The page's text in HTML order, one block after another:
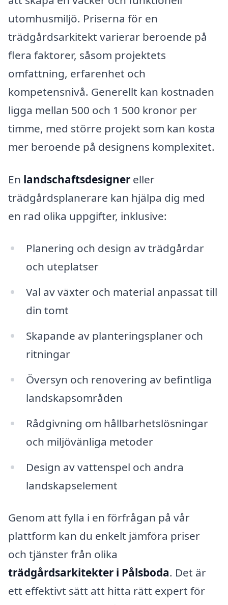
utomhusmiljö. Priserna för en
trädgårdsarkitekt varierar beroende på
flera faktorer, såsom projektets
omfattning, erfarenhet och
kompetensnivå. Generellt kan kostnaden
ligga mellan 500 och 1 500 kronor per
timme, med större projekt som kan kosta
mer beroende på designens komplexitet.
En landschaftsdesigner eller
trädgårdsplanerare kan hjälpa dig med
en rad olika uppgifter, inklusive:
Planering och design av trädgårdar
och uteplatser
Val av växter och material anpassat till
din tomt
Skapande av planteringsplaner och
ritningar
Översyn och renovering av befintliga
landskapsområden
Rådgivning om hållbarhetslösningar
och miljövänliga metoder
Design av vattenspel och andra
landskapselement
Genom att fylla i en förfrågan på vår
plattform kan du enkelt jämföra priser
och tjänster från olika
trädgårdsarkitekter i Pålsboda. Det är
ett effektivt sätt att hitta rätt expert för